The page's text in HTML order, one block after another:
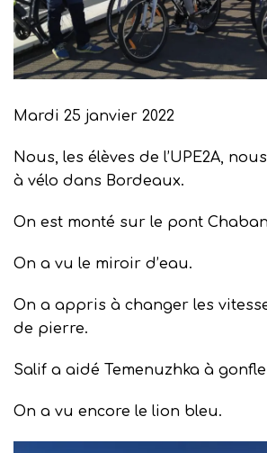
Mardi 25 janvier 2022
Nous, les élèves de l’UPE2A,
à vélo dans Bordeaux.
On est monté sur le pont
On a vu le miroir d’eau.
On a appris à changer les
de pierre.
Salif a aidé Temenuzhka à
On a vu encore le lion bleu.